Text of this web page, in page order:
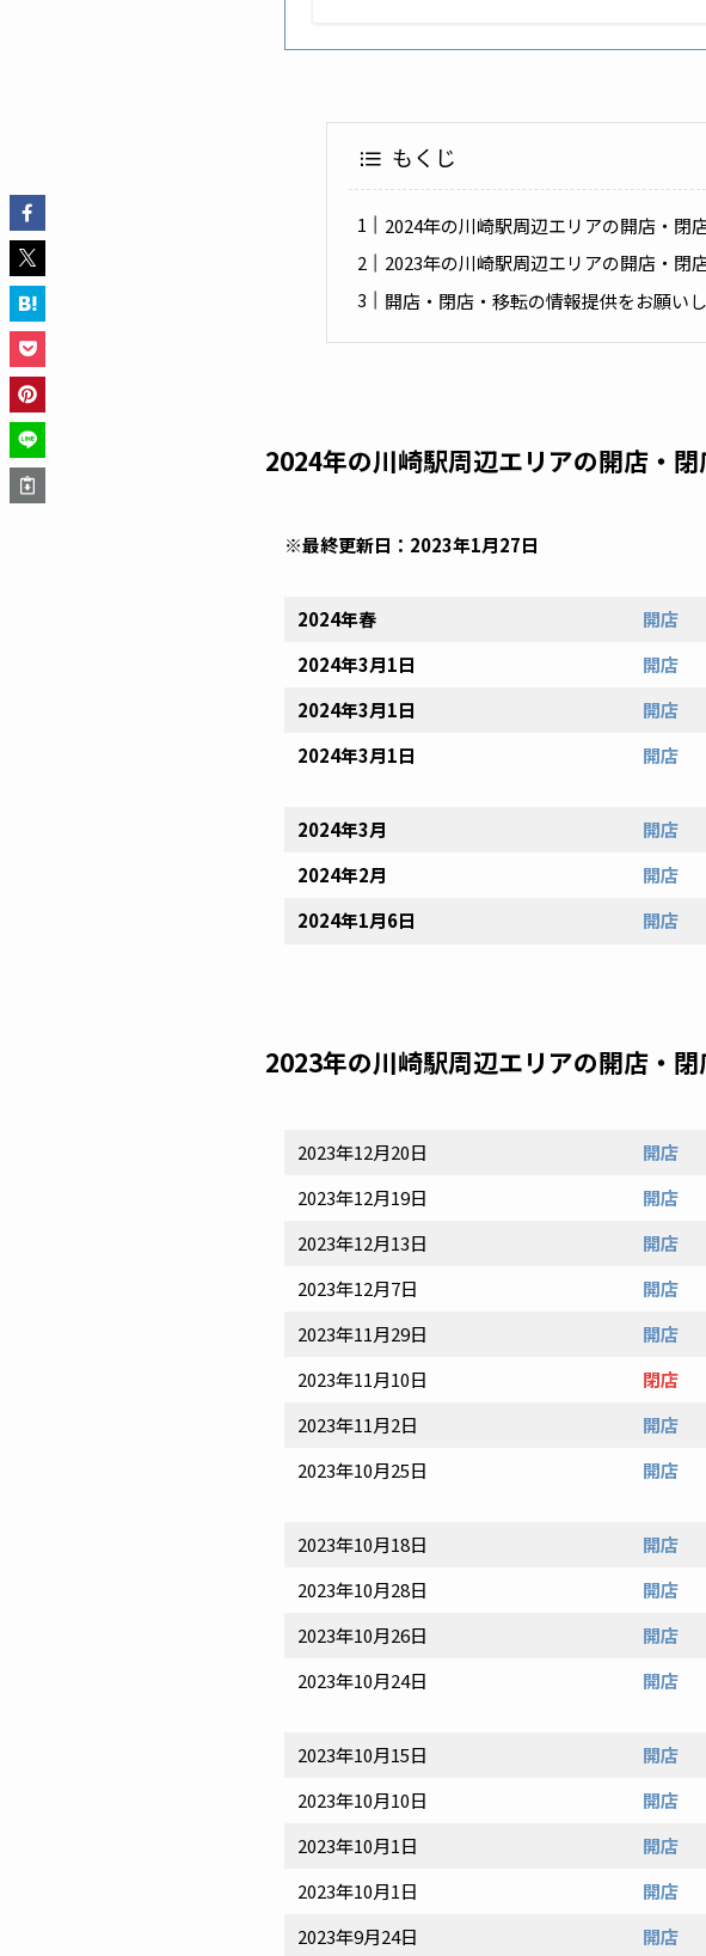
もくじ
2024年の川崎駅周辺エリアの開店・閉
2023年の川崎駅周辺エリアの開店・閉
開店・閉店・移転の情報提供をお願い
2024年の川崎駅周辺エリアの開店・
※最終更新日：2023年1月27日
2024年春 開店
2024年3月1日
開店
2024年3月1日
開店
2024年3月1日
開店
2024年3月
開店
2024年2月
開店
2024年1月6日
開店
2023年の川崎駅周辺エリアの開店・
2023年12月20日 開店
2023年12月19日
開店
2023年12月13日
開店
2023年12月7日
開店
2023年11月29日
開店
2023年11月10日
閉店
2023年11月2日
開店
2023年10月25日
開店
2023年10月18日
開店
2023年10月28日
開店
2023年10月26日
開店
2023年10月24日
開店
2023年10月15日
開店
2023年10月10日
開店
2023年10月1日
開店
2023年10月1日
開店
2023年9月24日
開店